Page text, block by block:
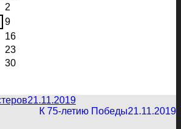
2
9
16
23
30
21.11.2019
К 75-летию Победы21.11.2019